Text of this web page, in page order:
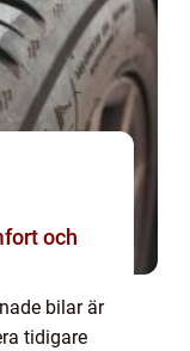
och
bilar är
tidigare